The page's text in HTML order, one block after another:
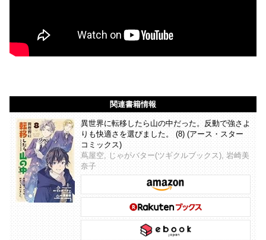
関連書籍情報
異世界に転移したら山の中だった。反動で強さよ
りも快適さを選びました。 (8) (アース・スター
コミックス)
蔦屋空, じゃがバター(ツギクルブックス), 岩崎美
奈子